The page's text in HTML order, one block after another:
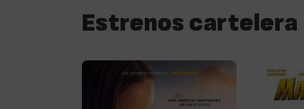
Estrenos cartelera